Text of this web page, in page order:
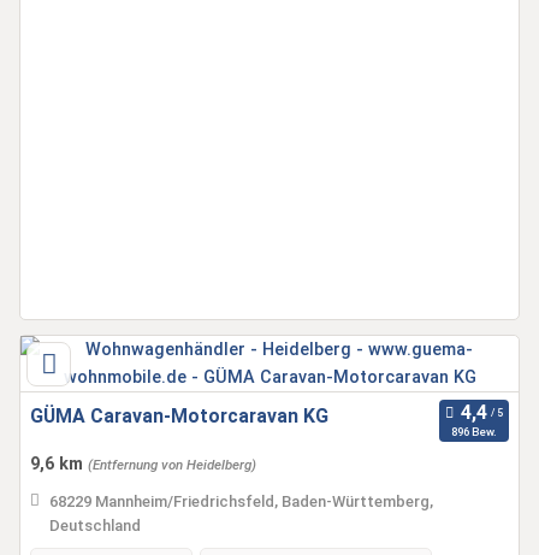
GÜMA Caravan-Motorcaravan KG
896 Bew.
9,6 km (Entfernung von Heidelberg)
68229 Mannheim/Friedrichsfeld, Baden-Württemberg,
Deutschland